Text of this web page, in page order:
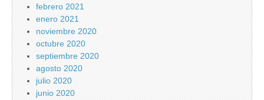
febrero 2021
enero 2021
noviembre 2020
octubre 2020
septiembre 2020
agosto 2020
julio 2020
junio 2020